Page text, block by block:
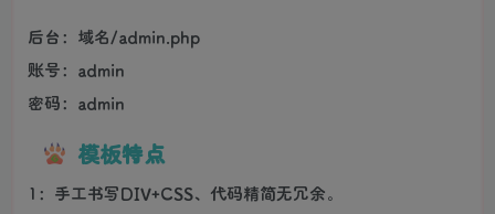
后台：域名/admin.php
账号：admin
密码：admin
模板特点
1：手工书写DIV+CSS、代码精简无冗余。